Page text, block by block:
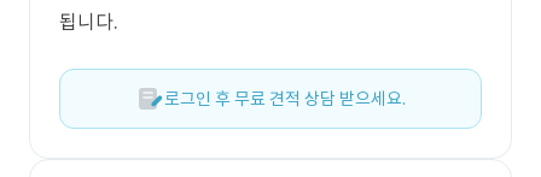
됩니다.
로그인 후 무료 견적 상담 받으세요.